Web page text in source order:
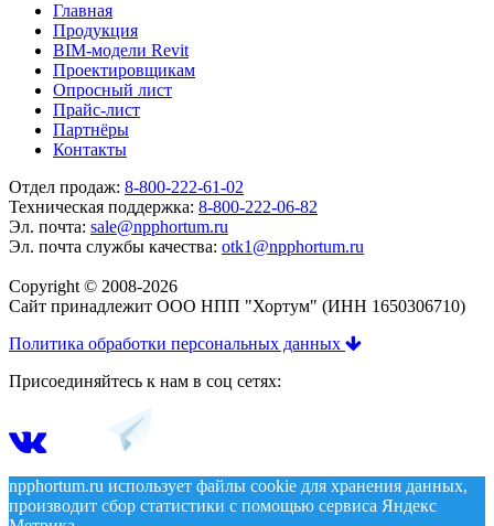
Главная
Продукция
BIM-модели Revit
Проектировщикам
Опросный лист
Прайс-лист
Партнёры
Контакты
Отдел продаж: 8-800-222-61-02
Техническая поддержка: 8-800-222-06-82
Эл. почта: sale@npphortum.ru
Эл. почта службы качества: otk1@npphortum.ru
Copyright © 2008-2026
Cайт принадлежит ООО НПП "Хортум" (ИНН 1650306710)
Политика обработки персональных данных
Присоединяйтесь к нам в соц сетях:
npphortum.ru использует файлы cookie для хранения данных,
производит сбор статистики с помощью сервиса Яндекс